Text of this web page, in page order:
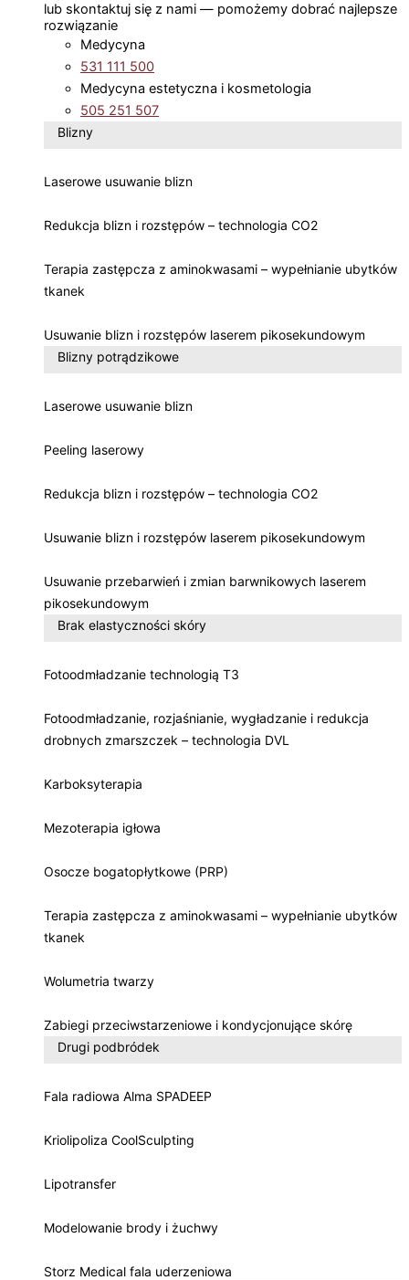
lub skontaktuj się z nami — pomożemy dobrać najlepsze
rozwiązanie
Medycyna
531 111 500
Medycyna estetyczna i kosmetologia
505 251 507
Blizny
Laserowe usuwanie blizn
Redukcja blizn i rozstępów – technologia CO2
Terapia zastępcza z aminokwasami – wypełnianie ubytków
tkanek
Usuwanie blizn i rozstępów laserem pikosekundowym
Blizny potrądzikowe
Laserowe usuwanie blizn
Peeling laserowy
Redukcja blizn i rozstępów – technologia CO2
Usuwanie blizn i rozstępów laserem pikosekundowym
Usuwanie przebarwień i zmian barwnikowych laserem
pikosekundowym
Brak elastyczności skóry
Fotoodmładzanie technologią T3
Fotoodmładzanie, rozjaśnianie, wygładzanie i redukcja
drobnych zmarszczek – technologia DVL
Karboksyterapia
Mezoterapia igłowa
Osocze bogatopłytkowe (PRP)
Terapia zastępcza z aminokwasami – wypełnianie ubytków
tkanek
Wolumetria twarzy
Zabiegi przeciwstarzeniowe i kondycjonujące skórę
Drugi podbródek
Fala radiowa Alma SPADEEP
Kriolipoliza CoolSculpting
Lipotransfer
Modelowanie brody i żuchwy
Storz Medical fala uderzeniowa